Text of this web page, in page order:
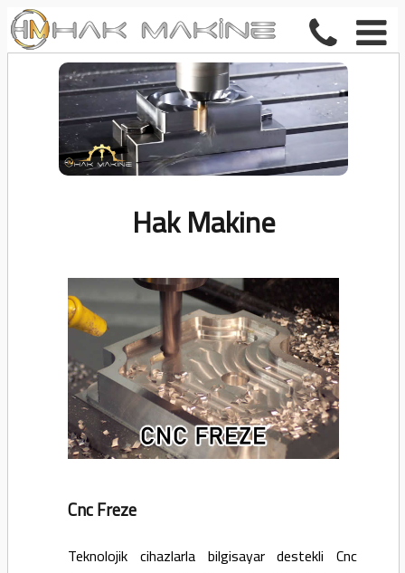
Hak Makine
Cnc Freze
Teknolojik cihazlarla bilgisayar destekli Cnc